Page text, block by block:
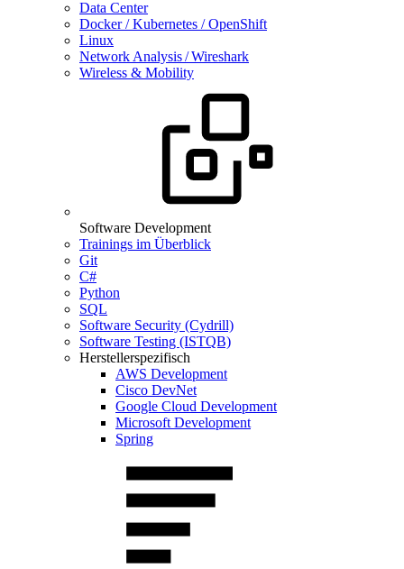
Data Center
Docker / Kubernetes / OpenShift
Linux
Network Analysis / Wireshark
Wireless & Mobility
Software Development
Trainings im Überblick
Git
C#
Python
SQL
Software Security (Cydrill)
Software Testing (ISTQB)
Herstellerspezifisch
AWS Development
Cisco DevNet
Google Cloud Development
Microsoft Development
Spring